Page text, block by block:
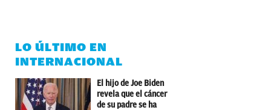
LO ÚLTIMO EN
INTERNACIONAL
El hijo de Joe Biden
revela que el cáncer
de su padre se ha